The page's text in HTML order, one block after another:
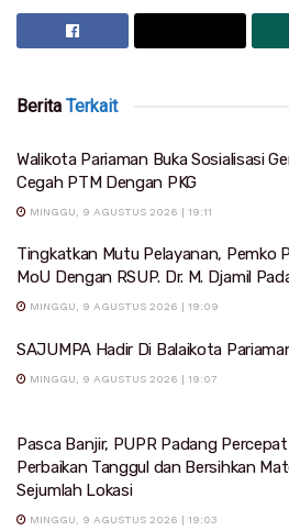
Berita Terkait
Walikota Pariaman Buka Sosialisasi
Cegah PTM Dengan PKG
MINGGU, 9 AGUSTUS 2026 | 19:11
Tingkatkan Mutu Pelayanan, Pemko
MoU Dengan RSUP. Dr. M. Djamil
MINGGU, 9 AGUSTUS 2026 | 19:09
SAJUMPA Hadir Di Balaikota
MINGGU, 9 AGUSTUS 2026 | 19:07
Pasca Banjir, PUPR Padang Percepat
Perbaikan Tanggul dan Bersihkan
Sejumlah Lokasi
MINGGU, 9 AGUSTUS 2026 | 19:03